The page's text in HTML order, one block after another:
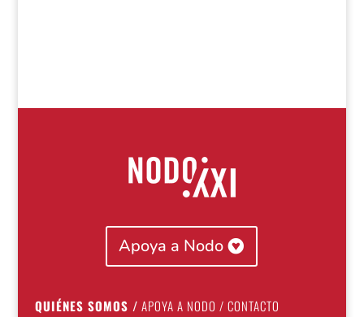
Apoya a Nodo
QUIÉNES SOMOS / APOYA A NODO / CONTACTO